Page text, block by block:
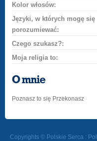
Kolor włosów:
Języki, w których mogę się
porozumiewać:
Czego szukasz?:
Moja religia to:
O mnie
Poznasz to się Przekonasz
Copyrights © Polskie Serca :